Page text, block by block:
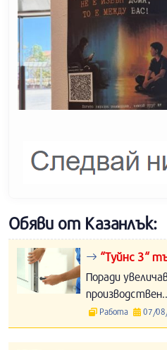
Обяви от Казанлък:
“Туйнс 3“
Поради
Работа 07/